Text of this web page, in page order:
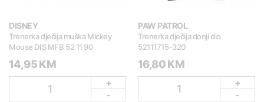
DISNEY
Trenerka dječija muška Mickey
Mouse DIS MFB 52 11 90
14,95 KM
1
+
-
PAW PATROL
Trenerka dječija donji dio
52111715-320
16,80 KM
1
+
-